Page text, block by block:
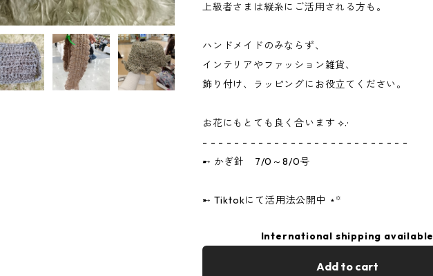
上級者さまは縦糸にご活用される方も。
ハンドメイドのみならず、
インテリアやファッション雑貨、
飾り付け、ラッピングにお役立てください。
お花にもとても良く合います ⟡.·
- - - - - - - - - - - - - - - - - - - - - - - - - -
➸ かぎ針 7/0～8/0号
➸ Tiktokにて活用法公開中 ‎⋆꙳
International shipping available
Add to cart